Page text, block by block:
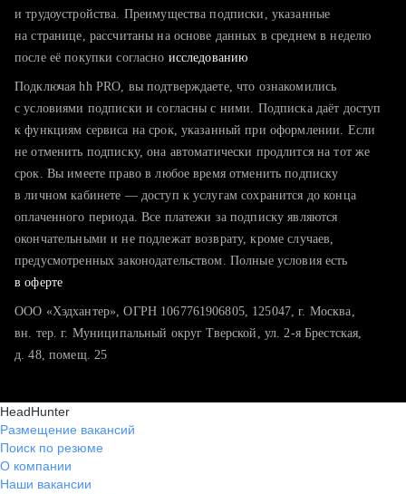
тратите много времени на поиск и вручную поднимаете
хотите сравнить себя с конкурентами и оценить шансы
и трудоустройства. Преимущества подписки, указанные
на странице, рассчитаны на основе данных в среднем в неделю
после её покупки согласно исследованию
Подключая hh PRO, вы подтверждаете, что ознакомились
с условиями подписки и согласны с ними. Подписка даёт доступ
к функциям сервиса на срок, указанный при оформлении. Если
не отменить подписку, она автоматически продлится на тот же
срок. Вы имеете право в любое время отменить подписку
в личном кабинете — доступ к услугам сохранится до конца
оплаченного периода. Все платежи за подписку являются
окончательными и не подлежат возврату, кроме случаев,
предусмотренных законодательством. Полные условия есть
в оферте
ООО «Хэдхантер», ОГРН 1067761906805, 125047, г. Москва,
вн. тер. г. Муниципальный округ Тверской, ул. 2-я Брестская,
д. 48, помещ. 25
HeadHunter
Размещение вакансий
Поиск по резюме
О компании
Наши вакансии